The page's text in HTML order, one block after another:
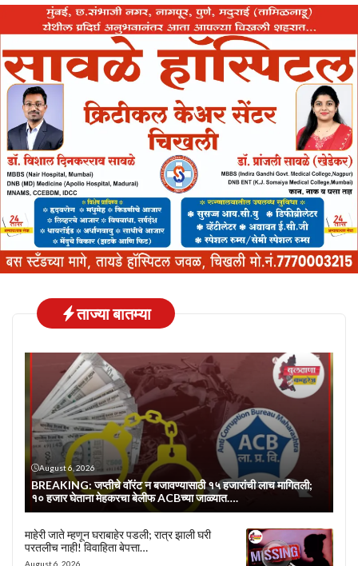
ताज्या बातम्या
August 6, 2026
BREAKING: जप्तीचे वॉरंट न बजावण्यासाठी १५ हजारांची लाच मागितली;
१० हजार घेताना मेहकरचा बेलीफ ACBच्या जाळ्यात….
माहेरी जाते म्हणून घराबाहेर पडली; रात्र झाली घरी
परतलीच नाही! विवाहिता बेपत्ता…
August 6, 2026